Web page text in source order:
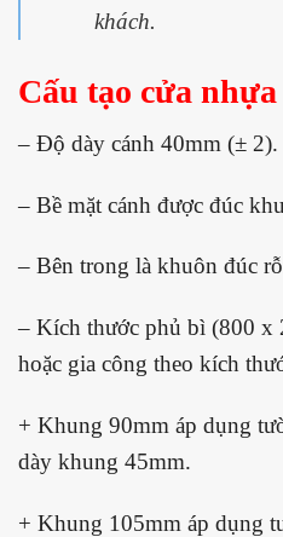
khách.
Cấu tạo cửa nhựa
– Độ dày cánh 40mm (± 2).
– Bề mặt cánh được đúc
– Bên trong là khuôn đúc
– Kích thước phủ bì (800 x
hoặc gia công theo kích
+ Khung 90mm áp dụng
dày khung 45mm.
+ Khung 105mm áp dụng